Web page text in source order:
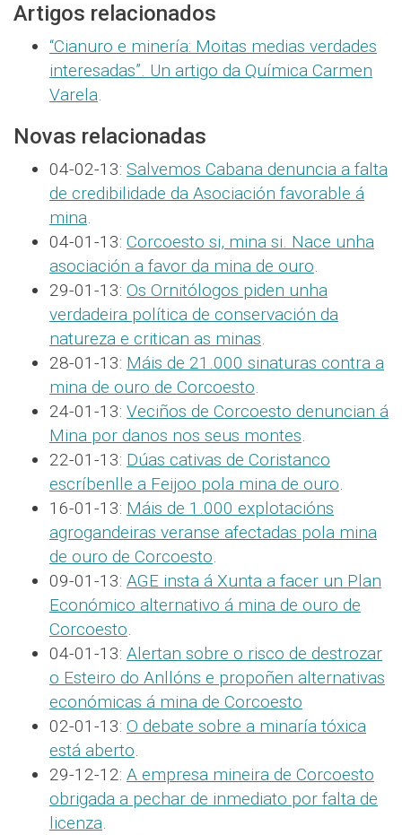
Artigos relacionados
“Cianuro e minería: Moitas medias verdades
interesadas”. Un artigo da Química Carmen
Varela.
Novas relacionadas
04-02-13: Salvemos Cabana denuncia a falta
de credibilidade da Asociación favorable á
mina.
04-01-13: Corcoesto si, mina si. Nace unha
asociación a favor da mina de ouro.
29-01-13: Os Ornitólogos piden unha
verdadeira política de conservación da
natureza e critican as minas.
28-01-13: Máis de 21.000 sinaturas contra a
mina de ouro de Corcoesto.
24-01-13: Veciños de Corcoesto denuncian á
Mina por danos nos seus montes.
22-01-13: Dúas cativas de Coristanco
escríbenlle a Feijoo pola mina de ouro.
16-01-13: Máis de 1.000 explotacións
agrogandeiras veranse afectadas pola mina
de ouro de Corcoesto.
09-01-13: AGE insta á Xunta a facer un Plan
Económico alternativo á mina de ouro de
Corcoesto.
04-01-13: Alertan sobre o risco de destrozar
o Esteiro do Anllóns e propoñen alternativas
económicas á mina de Corcoesto
02-01-13: O debate sobre a minaría tóxica
está aberto.
29-12-12: A empresa mineira de Corcoesto
obrigada a pechar de inmediato por falta de
licenza.